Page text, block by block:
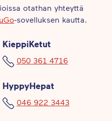
otathan yhteyttä
-sovelluksen kautta.
KieppiKetut
050 361 4716
HyppyHepat
046 922 3443